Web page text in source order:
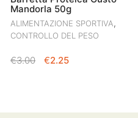
Mandorla 50g
ALIMENTAZIONE SPORTIVA,
CONTROLLO DEL PESO
€3.00
IL
€3.00.
€2.25IL
€2.25.